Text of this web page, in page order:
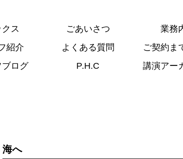
クス ごあいさつ 業務
紹介
よくある質問 ご契約ま
ブログ
P.H.C 講演アー
海へ